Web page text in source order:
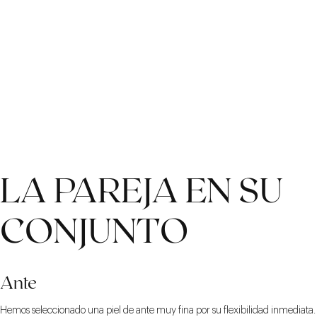
LA PAREJA EN SU
CONJUNTO
Ante
Hemos seleccionado una piel de ante muy fina por su flexibilidad inmediata.